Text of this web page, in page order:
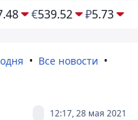
€539.52 ₽5.73
Все новости
12:17, 28 мая 2021